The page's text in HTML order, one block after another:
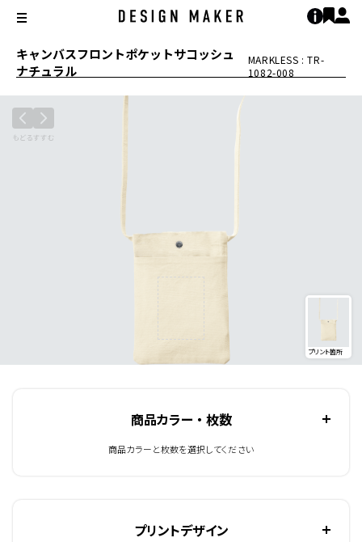
キャンバスフロントポケットサコッシュ
ナチュラル
MARKLESS : TR-
1082-008
プリント箇所
商品カラー ・ 枚数
商品カラーと枚数を選択してください
プリントデザイン